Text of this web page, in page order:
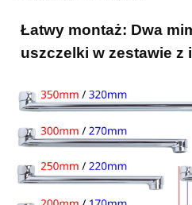
Łatwy montaż: Dwa
uszczelki w zestawie z